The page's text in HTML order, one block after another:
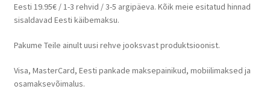
Eesti 19.95€ / 1-3 rehvid / 3-5 argipäeva. Kõik meie esitatud hinnad
sisaldavad Eesti käibemaksu.
Pakume Teile ainult uusi rehve jooksvast produktsioonist.
Visa, MasterCard, Eesti pankade maksepainikud, mobiilimaksed ja
osamaksevõimalus.